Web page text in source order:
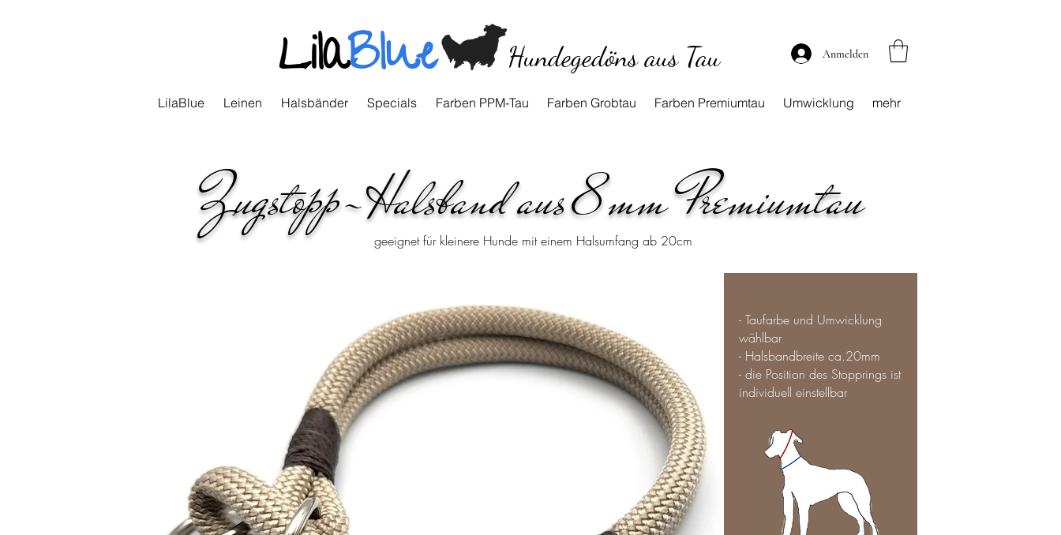
LilaBlue Hundegedöns aus Tau Anmelden
LilaBlue Leinen Halsbänder Specials Farben PPM-Tau Farben Grobtau Farben Premiumtau Umwicklung mehr
Zugstopp-Halsband aus 8mm Premiumtau
geeignet für kleinere Hunde mit einem Halsumfang ab 20cm
- Taufarbe und Umwicklung
wählbar
- Halsbandbreite ca.20mm
- die Position des Stopprings ist
individuell einstellbar